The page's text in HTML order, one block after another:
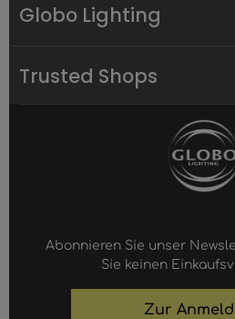
Globo Lighting
Trusted Shops
Abonnieren Sie unser
Sie keinen
Zur